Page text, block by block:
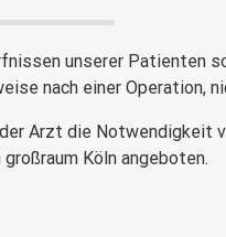
unserer Patienten
nach einer Operation,
Arzt die Notwendigkeit
Köln angeboten.